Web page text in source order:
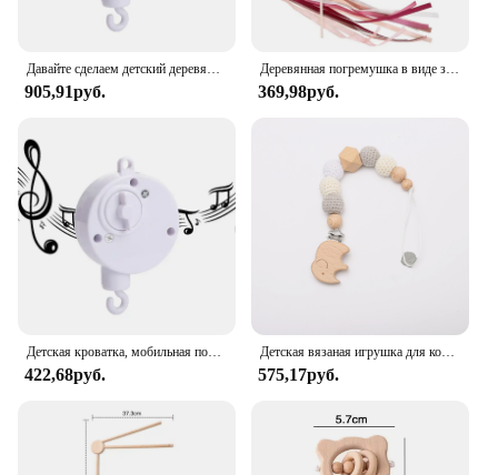
905,91руб.
Деревянная погремушка в виде звёзд, 1 шт.
369,98руб.
422,68руб.
Детская вязаная игрушка для коляски, деревянная подвесная коляска для океана, погремушка-колокольчик для прорезывания зубов, мобильные животные, подвески для спортивной коляски, подарки, игрушки
575,17руб.